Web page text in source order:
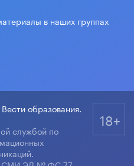
в наших группах
образования.
службой по
18+